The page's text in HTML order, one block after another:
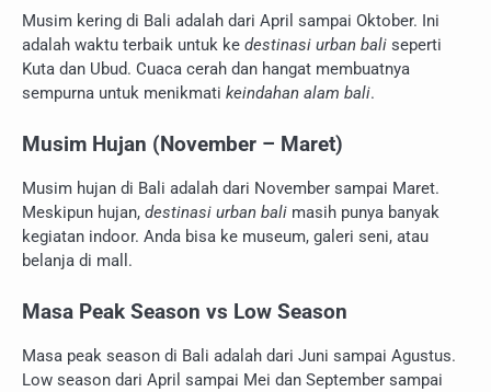
Musim kering di Bali adalah dari April sampai Oktober. Ini
adalah waktu terbaik untuk ke destinasi urban bali seperti
Kuta dan Ubud. Cuaca cerah dan hangat membuatnya
sempurna untuk menikmati keindahan alam bali.
Musim Hujan (November – Maret)
Musim hujan di Bali adalah dari November sampai Maret.
Meskipun hujan, destinasi urban bali masih punya banyak
kegiatan indoor. Anda bisa ke museum, galeri seni, atau
belanja di mall.
Masa Peak Season vs Low Season
Masa peak season di Bali adalah dari Juni sampai Agustus.
Low season dari April sampai Mei dan September sampai